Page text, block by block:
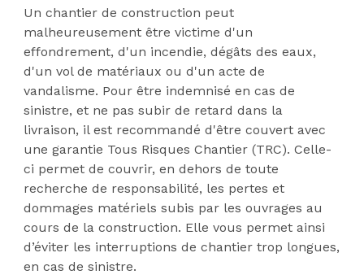
Un chantier de construction peut
malheureusement être victime d'un
effondrement, d'un incendie, dégâts des eaux,
d'un vol de matériaux ou d'un acte de
vandalisme. Pour être indemnisé en cas de
sinistre, et ne pas subir de retard dans la
livraison, il est recommandé d'être couvert avec
une garantie Tous Risques Chantier (TRC). Celle-
ci permet de couvrir, en dehors de toute
recherche de responsabilité, les pertes et
dommages matériels subis par les ouvrages au
cours de la construction. Elle vous permet ainsi
d’éviter les interruptions de chantier trop longues,
en cas de sinistre.